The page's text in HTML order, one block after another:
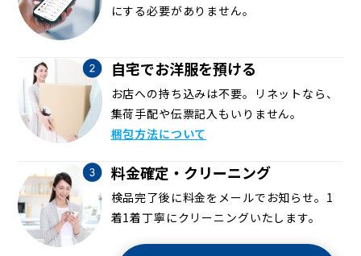
にする必要がありません。
自宅でお洋服を預ける
お店への持ち込みは不要。リネットなら、
集荷手配や伝票記入もいりません。
梱包方法について
料金確定・クリーニング
検品完了後に料金をメールでお知らせ。1
着1着丁寧にクリーニングいたします。